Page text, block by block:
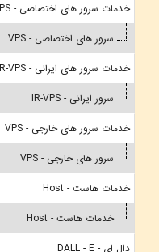
خدمات سرور های اختصاصی - VPS
سرور های اختصاصی - VPS
خدمات سرور های ایرانی - IR-VPS
سرور ایرانی - IR-VPS
خدمات سرور های خارجی - VPS
سرور های خارجی - VPS
خدمات هاست - Host
خدمات هاست - Host
دال ای - DALL - E